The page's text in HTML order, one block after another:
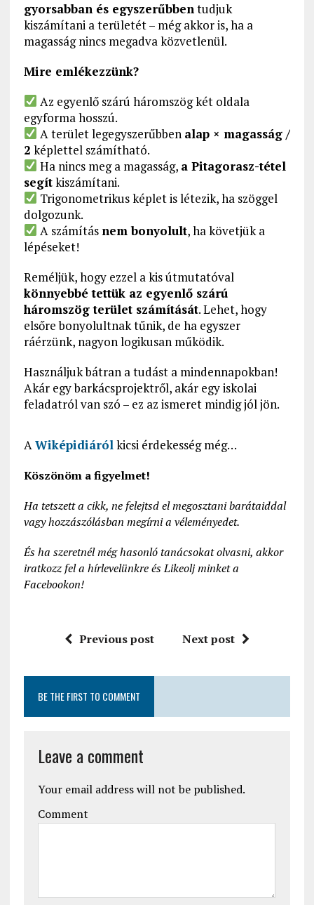
gyorsabban és egyszerűbben tudjuk
kiszámítani a területét – még akkor is, ha a
magasság nincs megadva közvetlenül.
Mire emlékezzünk?
Az egyenlő szárú háromszög két oldala
egyforma hosszú.
A terület legegyszerűbben alap × magasság /
2 képlettel számítható.
Ha nincs meg a magasság, a Pitagorasz-tétel
segítkiszámítani.
Trigonometrikus képlet is létezik, ha szöggel
dolgozunk.
A számítás nem bonyolult, ha követjük a
lépéseket!
Reméljük, hogy ezzel a kis útmutatóval
könnyebbé tettük az egyenlő szárú
háromszög terület számítását. Lehet, hogy
elsőre bonyolultnak tűnik, de ha egyszer
ráérzünk, nagyon logikusan működik.
Használjuk bátran a tudást a mindennapokban!
Akár egy barkácsprojektről, akár egy iskolai
feladatról van szó – ez az ismeret mindig jól jön.
A Wiképidiáról kicsi érdekesség még…
Köszönöm a figyelmet!
Ha tetszett a cikk, ne felejtsd el megosztani barátaiddal
vagy hozzászólásban megírni a véleményedet.
És ha szeretnél még hasonló tanácsokat olvasni, akkor
iratkozz fel a hírlevelünkre és Likeolj minket a
Facebookon!
Previous post Next post
BE THE FIRST TO COMMENT
Leave a comment
Your email address will not be published.
Comment